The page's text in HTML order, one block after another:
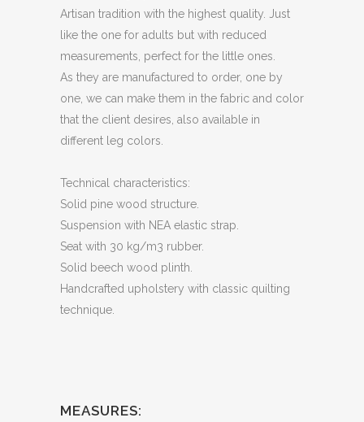
Artisan tradition with the highest quality. Just
like the one for adults but with reduced
measurements, perfect for the little ones.
As they are manufactured to order, one by
one, we can make them in the fabric and color
that the client desires, also available in
different leg colors.
Technical characteristics:
Solid pine wood structure.
Suspension with NEA elastic strap.
Seat with 30 kg/m3 rubber.
Solid beech wood plinth.
Handcrafted upholstery with classic quilting
technique.
MEASURES: